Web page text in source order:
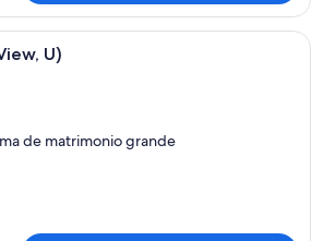
Habitación de hotel con una cama
U)
de matrimonio grande